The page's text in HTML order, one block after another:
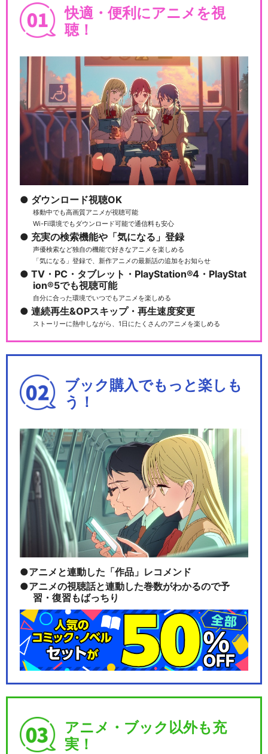
快適・便利にアニメを視
聴！
ダウンロード視聴OK
移動中でも高画質アニメが視聴可能
Wi-Fi環境でもダウンロード可能で通信料も安心
充実の検索機能や「気になる」登録
声優検索など独自の機能で好きなアニメを楽しめる
「気になる」登録で、新作アニメの最新話の追加をお知らせ
TV・PC・タブレット・PlayStation®4・PlayStat
ion®5でも視聴可能
自分に合った環境でいつでもアニメを楽しめる
連続再生&OPスキップ・再生速度変更
ストーリーに熱中しながら、1日にたくさんのアニメを楽しめる
ブック購入でもっと楽しも
う！
アニメと連動した「作品」レコメンド
アニメの視聴話と連動した巻数がわかるので予
習・復習もばっちり
アニメ・ブック以外も充
実！